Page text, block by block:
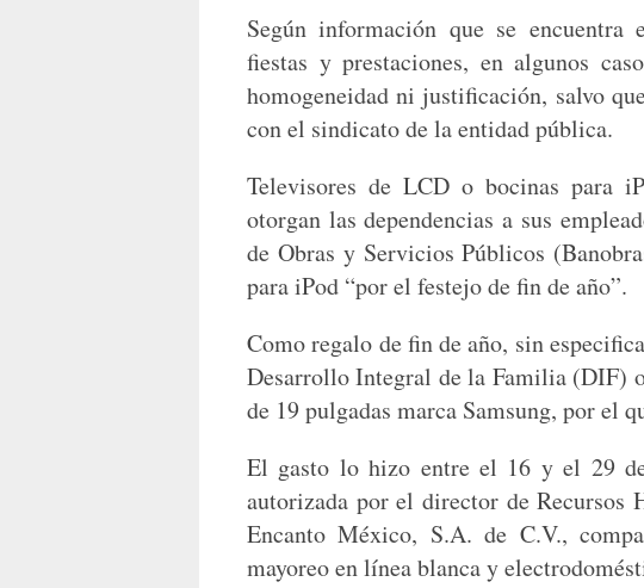
Según información que se
fiestas y prestaciones, en algunos
homogeneidad ni justificación, salvo
con el sindicato de la entidad pública.
Televisores de LCD o bocinas para
otorgan las dependencias a sus
de Obras y Servicios Públicos
para iPod “por el festejo de fin de año”.
Como regalo de fin de año, sin
Desarrollo Integral de la Familia (DIF)
de 19 pulgadas marca Samsung, por el
El gasto lo hizo entre el 16 y el 29
autorizada por el director de Recursos
Encanto México, S.A. de C.V.,
mayoreo en línea blanca y